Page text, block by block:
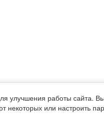
улучшения работы сайта.
некоторых или настроить